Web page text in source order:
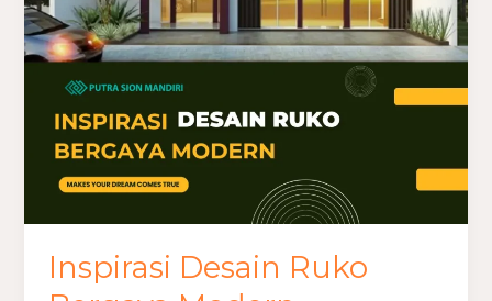
Inspirasi Desain Ruko